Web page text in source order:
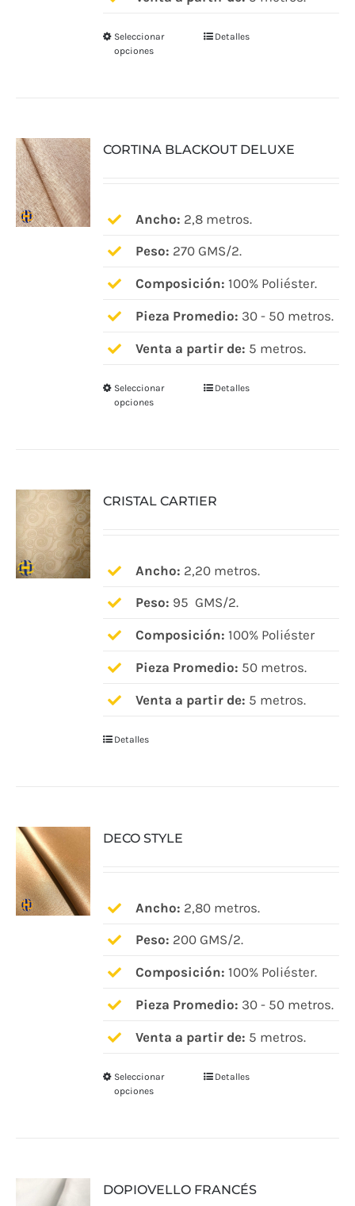
Seleccionar
opciones
Este
Las
pueden
la
producto
Detalles
CORTINA BLACKOUT DELUXE
Ancho: 2,8 metros.
Peso: 270 GMS/2.
Composición: 100% Poliéster.
Pieza Promedio: 30 - 50 metros.
Venta a partir de: 5 metros.
Seleccionar
opciones
Este
Las
pueden
la
producto
Detalles
CRISTAL CARTIER
Ancho: 2,20 metros.
Peso: 95 GMS/2.
Composición: 100% Poliéster
Pieza Promedio: 50 metros.
Venta a partir de: 5 metros.
Detalles
DECO STYLE
Ancho: 2,80 metros.
Peso: 200 GMS/2.
Composición: 100% Poliéster.
Pieza Promedio: 30 - 50 metros.
Venta a partir de: 5 metros.
Seleccionar
opciones
Este
Las
Detalles
DOPIOVELLO FRANCÉS